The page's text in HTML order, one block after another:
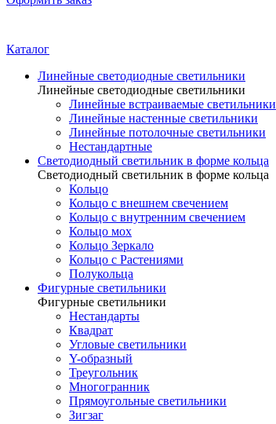
Каталог
Линейные светодиодные светильники
Линейные светодиодные светильники
Линейные встраиваемые светильники
Линейные настенные светильники
Линейные потолочные светильники
Нестандартные
Светодиодный светильник в форме кольца
Светодиодный светильник в форме кольца
Кольцо
Кольцо с внешнем свечением
Кольцо с внутренним свечением
Кольцо мох
Кольцо Зеркало
Кольцо с Растениями
Полукольца
Фигурные светильники
Фигурные светильники
Нестандарты
Квадрат
Угловые светильники
Y-образный
Треугольник
Многогранник
Прямоугольные светильники
Зигзаг